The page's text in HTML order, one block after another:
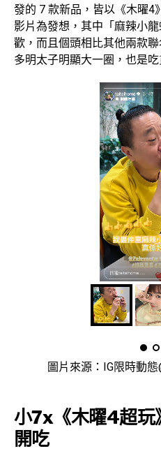
發的 7 款新品，皆以《木曜4
影片為發想，其中「麻辣小
歡，而且個頭相比其他兩款
多明太子明顯大一圈，也是吃
圖片來源：IG限時動態
小7x《木曜4超
開吃